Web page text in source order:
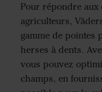
Pour répondre
agriculteurs,
gamme de pointes
herses à dents.
vous pouvez
champs, en